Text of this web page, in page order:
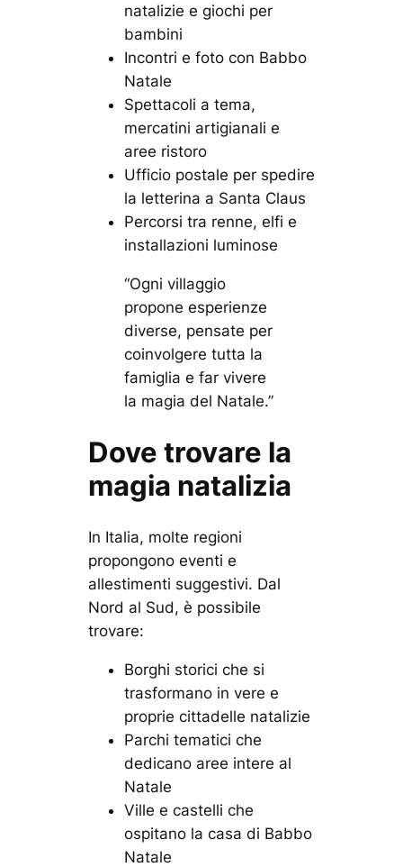
natalizie e giochi per
bambini
Incontri e foto con Babbo
Natale
Spettacoli a tema,
mercatini artigianali e
aree ristoro
Ufficio postale per spedire
la letterina a Santa Claus
Percorsi tra renne, elfi e
installazioni luminose
“Ogni villaggio
propone esperienze
diverse, pensate per
coinvolgere tutta la
famiglia e far vivere
la magia del Natale.”
Dove trovare la
magia natalizia
In Italia, molte regioni
propongono eventi e
allestimenti suggestivi. Dal
Nord al Sud, è possibile
trovare:
Borghi storici che si
trasformano in vere e
proprie cittadelle natalizie
Parchi tematici che
dedicano aree intere al
Natale
Ville e castelli che
ospitano la casa di Babbo
Natale